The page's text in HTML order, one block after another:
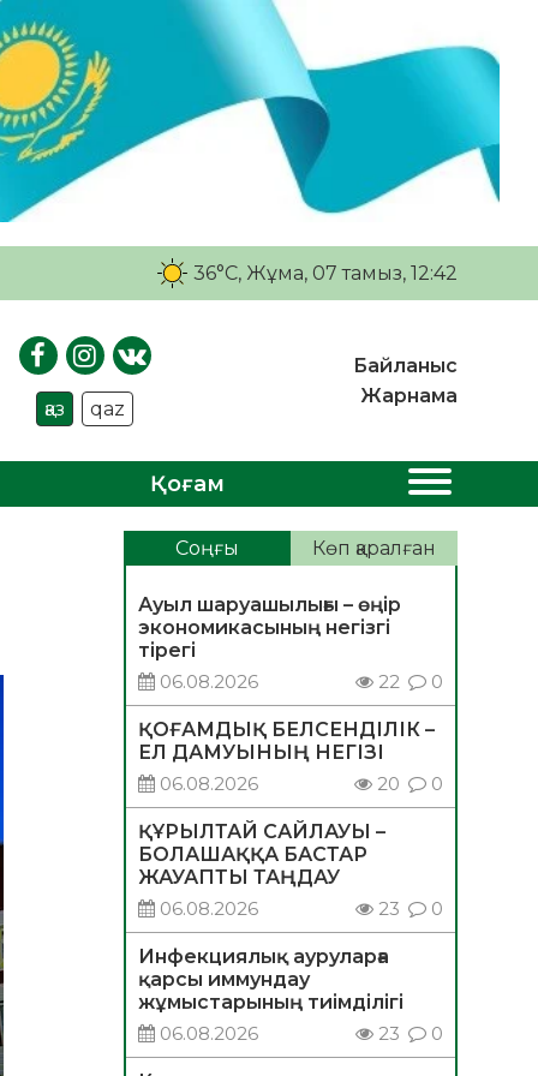
36°C, Жұма, 07 тамыз, 12:42
қаз qaz
Байланыс
Жарнама
Қоғам
Соңғы Көп қаралған
Ауыл шаруашылығы – өңір
экономикасының негізгі
тірегі
06.08.2026
22 0
ҚОҒАМДЫҚ БЕЛСЕНДІЛІК –
ЕЛ ДАМУЫНЫҢ НЕГІЗІ
06.08.2026
20 0
ҚҰРЫЛТАЙ САЙЛАУЫ –
БОЛАШАҚҚА БАСТАР
ЖАУАПТЫ ТАҢДАУ
06.08.2026
23 0
Инфекциялық ауруларға
қарсы иммундау
жұмыстарының тиімділігі
06.08.2026
23 0